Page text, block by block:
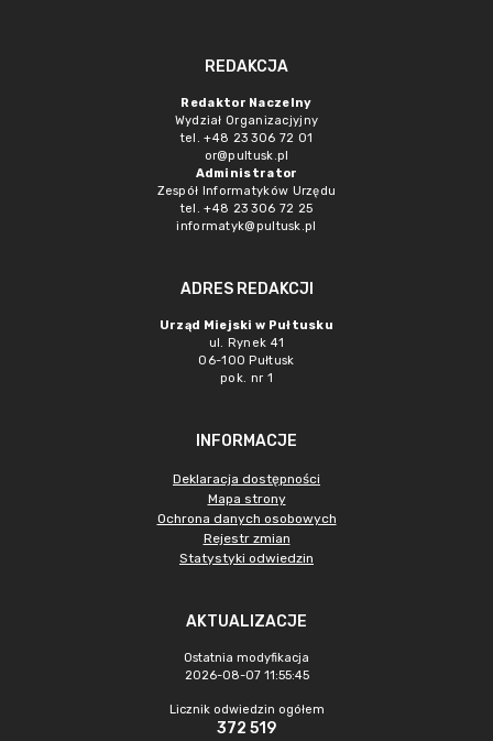
REDAKCJA
Redaktor Naczelny
Wydział Organizacjyjny
tel. +48 23 306 72 01
or@pultusk.pl
Administrator
Zespół Informatyków Urzędu
tel. +48 23 306 72 25
informatyk@pultusk.pl
ADRES REDAKCJI
Urząd Miejski w Pułtusku
ul. Rynek 41
06-100 Pułtusk
pok. nr 1
INFORMACJE
Deklaracja dostępności
Mapa strony
Ochrona danych osobowych
Rejestr zmian
Statystyki odwiedzin
AKTUALIZACJE
Ostatnia modyfikacja
2026-08-07 11:55:45
Licznik odwiedzin ogółem
372 519